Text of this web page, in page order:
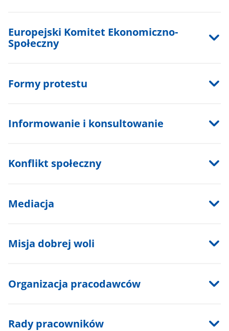
Europejski Komitet Ekonomiczno-
Społeczny
Formy protestu
Informowanie i konsultowanie
Konflikt społeczny
Mediacja
Misja dobrej woli
Organizacja pracodawców
Rady pracowników